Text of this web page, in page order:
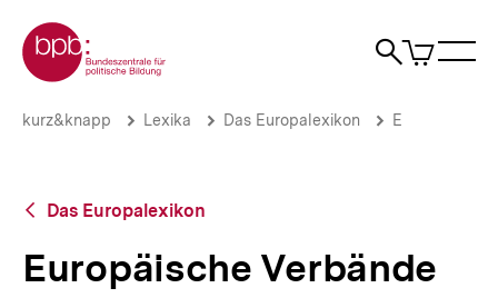
zum
Seiteninhalt
springen
Zur Startseite der bpb
Suche
Artikel
im
Europäische
Brotkrümelnavigation
Pfadnavigation
kurz&knapp Lexika Das Europalexikon E
Zurück
Übersicht
Das Europalexikon
Europäische Verbände